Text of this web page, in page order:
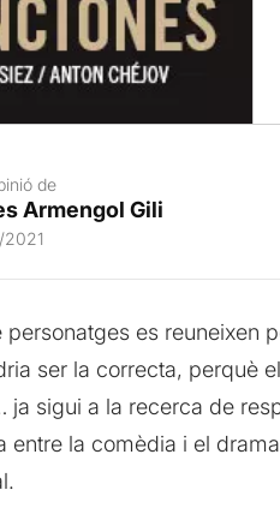
de
Armengol Gili
personatges es reuneixen
ser la correcta, perquè
ja sigui a la recerca de
entre la comèdia i el